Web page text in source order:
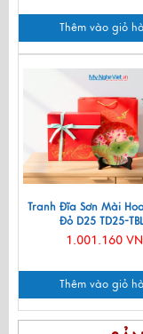
Thêm vào giỏ
Tranh Đĩa Sơn Mài
Đỏ D25 TD25-
1.001.160
Thêm vào giỏ